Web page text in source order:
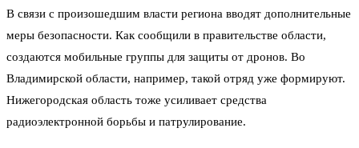
В связи с произошедшим власти региона вводят дополнительные
меры безопасности. Как сообщили в правительстве области,
создаются мобильные группы для защиты от дронов. Во
Владимирской области, например, такой отряд уже формируют.
Нижегородская область тоже усиливает средства
радиоэлектронной борьбы и патрулирование.